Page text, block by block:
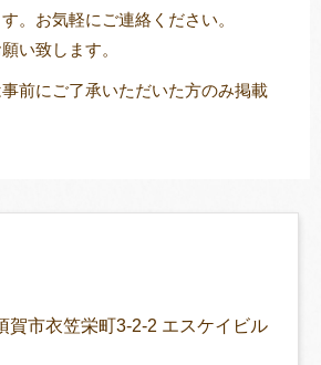
。お気軽にご連絡ください。
い致します。
前にご了承いただいた方のみ掲載
賀市衣笠栄町3-2-2 エスケイビル